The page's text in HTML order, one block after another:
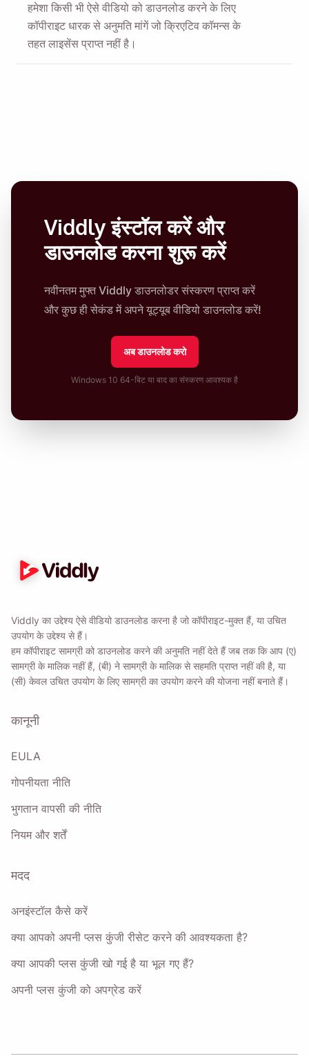
हमेशा किसी भी ऐसे वीडियो को डाउनलोड करने के लिए
कॉपीराइट धारक से अनुमति मांगें जो क्रिएटिव कॉमन्स के
तहत लाइसेंस प्राप्त नहीं है।
Viddly इंस्टॉल करें और
डाउनलोड करना शुरू करें
नवीनतम मुफ्त Viddly डाउनलोडर संस्करण प्राप्त करें
और कुछ ही सेकंड में अपने यूट्यूब वीडियो डाउनलोड करें!
अब डाउनलोड करो
Windows 10 64-बिट या बाद का संस्करण आवश्यक है
Viddly का उद्देश्य ऐसे वीडियो डाउनलोड करना है जो कॉपीराइट-मुक्त हैं, या उचित
उपयोग के उद्देश्य से हैं।
हम कॉपीराइट सामग्री को डाउनलोड करने की अनुमति नहीं देते हैं जब तक कि आप (ए)
सामग्री के मालिक नहीं हैं, (बी) ने सामग्री के मालिक से सहमति प्राप्त नहीं की है, या
(सी) केवल उचित उपयोग के लिए सामग्री का उपयोग करने की योजना नहीं बनाते हैं।
कानूनी
EULA
गोपनीयता नीति
भुगतान वापसी की नीति
नियम और शर्तें
मदद
अनइंस्टॉल कैसे करें
क्या आपको अपनी प्लस कुंजी रीसेट करने की आवश्यकता है?
क्या आपकी प्लस कुंजी खो गई है या भूल गए हैं?
अपनी प्लस कुंजी को अपग्रेड करें